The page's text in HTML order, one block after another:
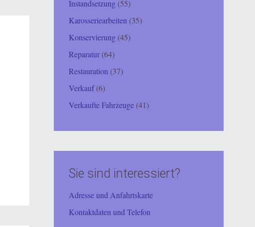
Instandsetzung(55)
Karosseriearbeiten (35)
Konservierung(45)
Reparatur(64)
Restauration (37)
Verkauf(6)
Verkaufte Fahrzeuge(41)
Sie sind interessiert?
Adresse und Anfahrtskarte
Kontaktdaten und Telefon